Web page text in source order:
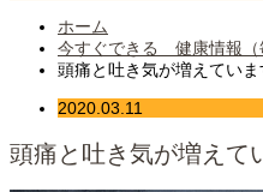
ホーム
今すぐできる 健康情報（
頭痛と吐き気が増えていま
2020.03.11
頭痛と吐き気が増えて